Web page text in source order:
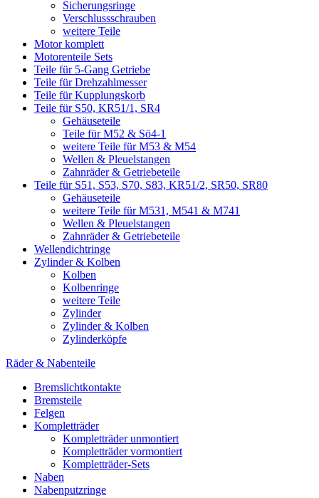
Sicherungsringe
Verschlussschrauben
weitere Teile
Motor komplett
Motorenteile Sets
Teile für 5-Gang Getriebe
Teile für Drehzahlmesser
Teile für Kupplungskorb
Teile für S50, KR51/1, SR4
Gehäuseteile
Teile für M52 & Sö4-1
weitere Teile für M53 & M54
Wellen & Pleuelstangen
Zahnräder & Getriebeteile
Teile für S51, S53, S70, S83, KR51/2, SR50, SR80
Gehäuseteile
weitere Teile für M531, M541 & M741
Wellen & Pleuelstangen
Zahnräder & Getriebeteile
Wellendichtringe
Zylinder & Kolben
Kolben
Kolbenringe
weitere Teile
Zylinder
Zylinder & Kolben
Zylinderköpfe
Räder & Nabenteile
Bremslichtkontakte
Bremsteile
Felgen
Kompletträder
Kompletträder unmontiert
Kompletträder vormontiert
Kompletträder-Sets
Naben
Nabenputzringe